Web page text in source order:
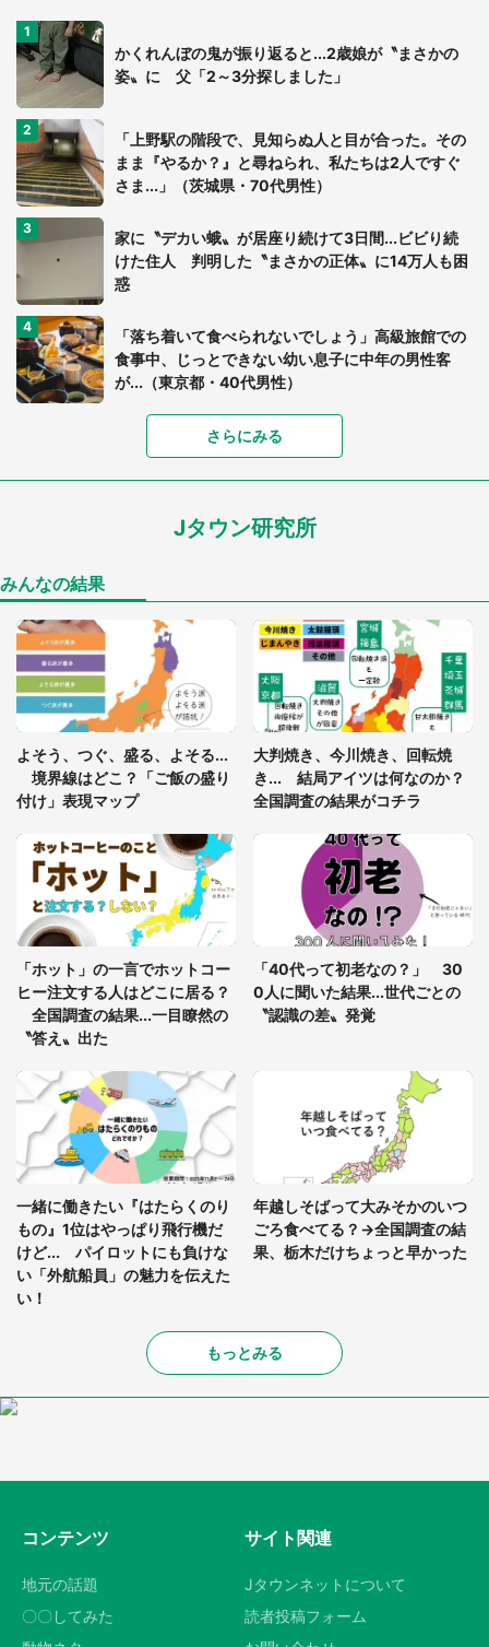
かくれんぼの鬼が振り返ると...2歳娘が〝まさかの
姿〟に 父「2～3分探しました」
「上野駅の階段で、見知らぬ人と目が合った。その
まま『やるか？』と尋ねられ、私たちは2人ですぐ
さま...」（茨城県・70代男性）
家に〝デカい蛾〟が居座り続けて3日間...ビビり続
けた住人 判明した〝まさかの正体〟に14万人も困
惑
「落ち着いて食べられないでしょう」高級旅館での
食事中、じっとできない幼い息子に中年の男性客
が...（東京都・40代男性）
「可愛いのにホラー」「事件性を感じる」 ふわふ
「孫にあげると思って、あなたにこれをあげる」
「ゾワゾワする」「本当に気持ち悪い」 道端でバ
グっちゃってた〝野生の野菜〟に6.5万人戦慄
「閉所恐怖症の私は新幹線で大パニック。隣席の青
年に『手を繋いで』とお願いしたら...」 体験談に
8万人感動
7万人驚がく 「お菓子売り場ならまだしも...」「ハ
ードル高い」
あまりにも四角すぎる猫、激写される 「これもう
座布団だろ」「食パンの耳」と1.4万人困惑
さらにみる
Jタウン研究所
みんなの結果
よそう、つぐ、盛る、よそる...
境界線はどこ？「ご飯の盛り
付け」表現マップ
大判焼き、今川焼き、回転焼
き... 結局アイツは何なのか？
全国調査の結果がコチラ
「ホット」の一言でホットコー
ヒー注文する人はどこに居る？
全国調査の結果...一目瞭然の
〝答え〟出た
「40代って初老なの？」 30
0人に聞いた結果...世代ごとの
〝認識の差〟発覚
一緒に働きたい『はたらくのり
もの』1位はやっぱり飛行機だ
けど... パイロットにも負けな
い「外航船員」の魅力を伝えた
い！
年越しそばって大みそかのいつ
ごろ食べてる？→全国調査の結
果、栃木だけちょっと早かった
もっとみる
コンテンツ
地元の話題
〇〇してみた
サイト関連
Jタウンネットについて
読者投稿フォーム